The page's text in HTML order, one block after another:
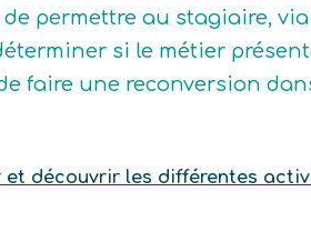
permettre au stagiaire,
si le métier
faire une reconversion
et découvrir les différentes